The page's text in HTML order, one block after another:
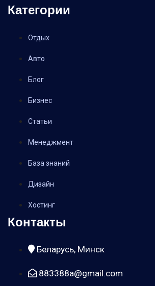
Категории
Отдых
Авто
Блог
Бизнес
Статьи
Менеджмент
База знаний
Дизайн
Хостинг
Контакты
Беларусь, Минск
883388a@gmail.com